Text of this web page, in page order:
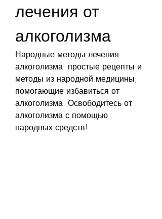
лечения от
алкоголизма
Народные методы лечения
алкоголизма: простые рецепты и
методы из народной медицины,
помогающие избавиться от
алкоголизма. Освободитесь от
алкоголизма с помощью
народных средств!